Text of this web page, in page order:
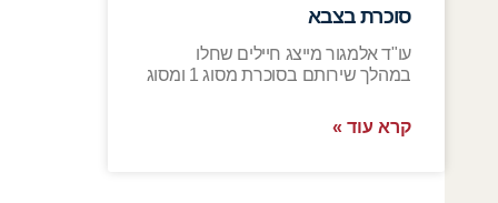
סוכרת בצבא
עו"ד אלמגור מייצג חיילים שחלו
במהלך שירותם בסוכרת מסוג 1 ומסוג
קרא עוד »